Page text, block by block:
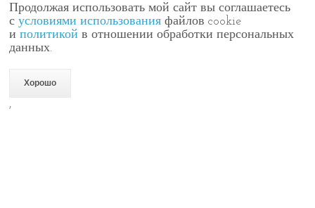
Продолжая использовать мой сайт вы соглашаетесь
сусловиями использования файлов cookie
иполитикой в отношении обработки персональных
данных.
Хорошо
,